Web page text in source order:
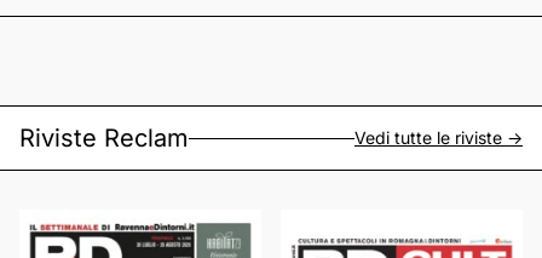
Riviste Reclam Vedi tutte le riviste ->